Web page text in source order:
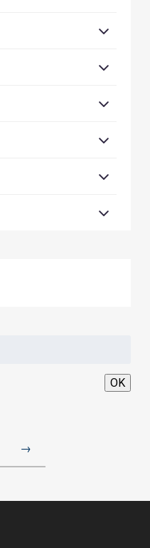
OK
→